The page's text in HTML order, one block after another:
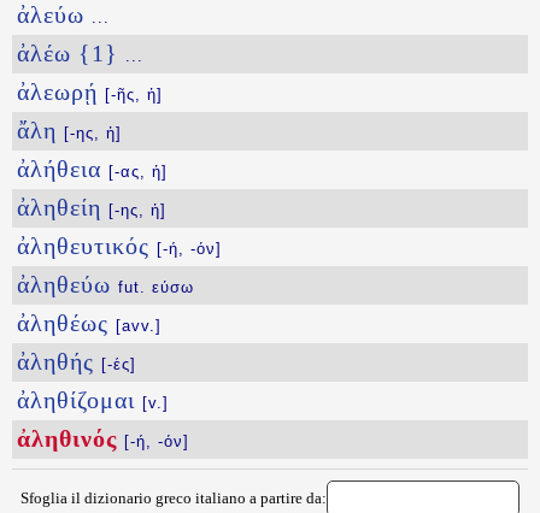
ἀλεύω ...
ἀλέω {1} ...
ἀλεωρῄ [-ῆς, ἡ]
ἄλη [-ης, ἡ]
ἀλήθεια [-ας, ἡ]
ἀληθείη [-ης, ἡ]
ἀληθευτικός [-ή, -όν]
ἀληθεύω fut. εύσω
ἀληθέως [avv.]
ἀληθής [-ές]
ἀληθίζομαι [v.]
ἀληθινός [-ή, -όν]
Sfoglia il dizionario greco italiano a partire da: